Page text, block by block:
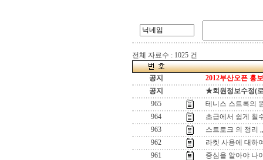
전체 자료수 : 1025 건
공지
2012부산오픈 홍
공지
★회원정보수정(
965
테니스 스트록의
964
초급에서 쉽게 칠
963
스트로크 의 정리
962
라켓 사용에 대하
961
중심을 알아야 나